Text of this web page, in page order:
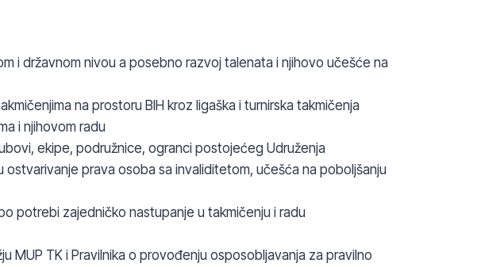
i državnom nivou a posebno razvoj talenata i njihovo učešće na
na prostoru BIH kroz ligaška i turnirska takmičenja
i njihovom radu
ekipe, podružnice, ogranci postojećeg Udruženja
prava osoba sa invaliditetom, učešća na poboljšanju
potrebi zajedničko nastupanje u takmičenju i radu
MUP TK i Pravilnika o provođenju osposobljavanja za pravilno